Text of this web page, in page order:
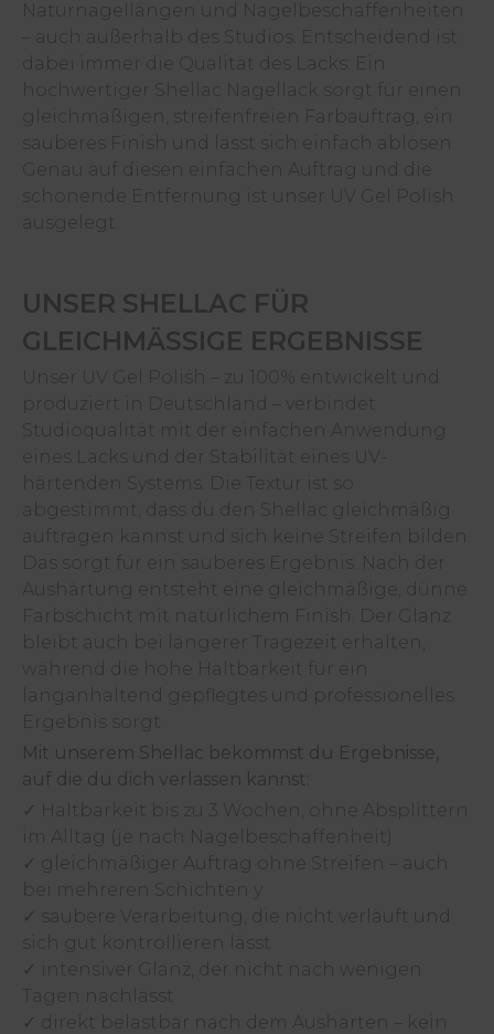
Naturnagellängen und Nagelbeschaffenheiten
– auch außerhalb des Studios. Entscheidend ist
dabei immer die Qualität des Lacks: Ein
hochwertiger Shellac Nagellack sorgt für einen
gleichmäßigen, streifenfreien Farbauftrag, ein
sauberes Finish und lässt sich einfach ablösen.
Genau auf diesen einfachen Auftrag und die
schonende Entfernung ist unser UV Gel Polish
ausgelegt.
UNSER SHELLAC FÜR
GLEICHMÄSSIGE ERGEBNISSE
Unser UV Gel Polish – zu 100% entwickelt und
produziert in Deutschland – verbindet
Studioqualität mit der einfachen Anwendung
eines Lacks und der Stabilität eines UV-
härtenden Systems. Die Textur ist so
abgestimmt, dass du den Shellac gleichmäßig
auftragen kannst und sich keine Streifen bilden.
Das sorgt für ein sauberes Ergebnis. Nach der
Aushärtung entsteht eine gleichmäßige, dünne
Farbschicht mit natürlichem Finish. Der Glanz
bleibt auch bei längerer Tragezeit erhalten,
während die hohe Haltbarkeit für ein
langanhaltend gepflegtes und professionelles
Ergebnis sorgt.
Mit unserem Shellac bekommst du Ergebnisse,
auf die du dich verlassen kannst:
✓ Haltbarkeit bis zu 3 Wochen, ohne Absplittern
im Alltag (je nach Nagelbeschaffenheit)
✓
gleichmäßiger Auftrag ohne Streifen – auch
bei mehreren Schichten y
✓
saubere Verarbeitung, die nicht verläuft und
sich gut kontrollieren lässt
✓
intensiver Glanz, der nicht nach wenigen
Tagen nachlässt
✓
direkt belastbar nach dem Aushärten – kein